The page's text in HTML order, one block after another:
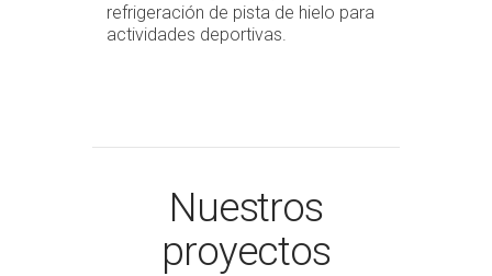
refrigeración de pista de hielo para
actividades deportivas.
Nuestros
proyectos